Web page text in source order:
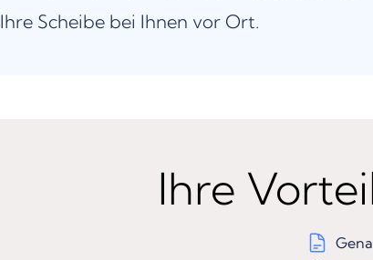
Ihre Scheibe bei Ihnen vor Ort.
Ihre